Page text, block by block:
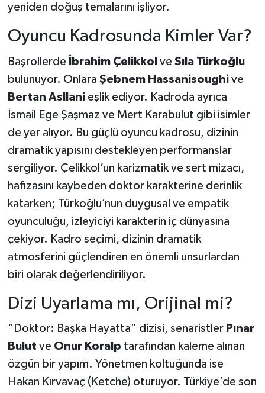
yeniden doğuş temalarını işliyor.
Oyuncu Kadrosunda Kimler Var?
Başrollerde İbrahim Çelikkol ve Sıla Türkoğlu
bulunuyor. Onlara Şebnem Hassanisoughive
Bertan Asllanieşlik ediyor. Kadroda ayrıca
İsmail Ege Şaşmaz ve Mert Karabulut gibi isimler
de yer alıyor. Bu güçlü oyuncu kadrosu, dizinin
dramatik yapısını destekleyen performanslar
sergiliyor. Çelikkol’un karizmatik ve sert mizacı,
hafızasını kaybeden doktor karakterine derinlik
katarken; Türkoğlu’nun duygusal ve empatik
oyunculuğu, izleyiciyi karakterin iç dünyasına
çekiyor. Kadro seçimi, dizinin dramatik
atmosferini güçlendiren en önemli unsurlardan
biri olarak değerlendiriliyor.
Dizi Uyarlama mı, Orijinal mi?
“Doktor: Başka Hayatta” dizisi, senaristler Pınar
Bulut ve Onur Koralp tarafından kaleme alınan
özgün bir yapım. Yönetmen koltuğunda ise
Hakan Kırvavaç (Ketche) oturuyor. Türkiye’de son